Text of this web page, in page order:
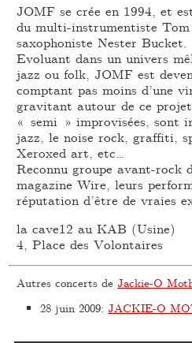
JOMF se crée en 1994, et
du multi-instrumentiste Tom
saxophoniste Nester Bucket.
Evoluant dans un univers
jazz ou folk, JOMF est
comptant pas moins d’une
gravitant autour de ce
« semi » improvisées, sont
jazz, le noise rock, graffiti,
Xeroxed art, etc…
Reconnu groupe avant-rock
magazine Wire, leurs
réputation d’être de vraies
la cave12 au KAB (Usine)
4, Place des Volontaires
Autres concerts deJackie-O
28 juin 2009:JACKIE-O